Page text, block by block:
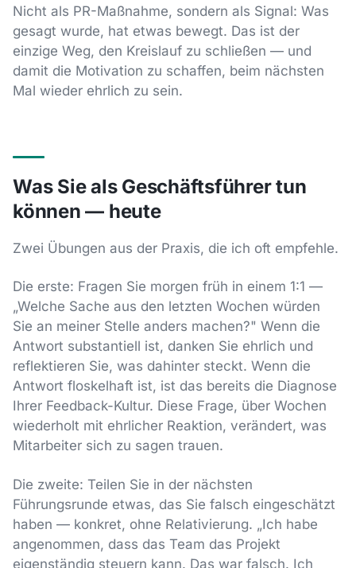
Nicht als PR-Maßnahme, sondern als Signal: Was
gesagt wurde, hat etwas bewegt. Das ist der
einzige Weg, den Kreislauf zu schließen — und
damit die Motivation zu schaffen, beim nächsten
Mal wieder ehrlich zu sein.
Was Sie als Geschäftsführer tun
können — heute
Zwei Übungen aus der Praxis, die ich oft empfehle.
Die erste: Fragen Sie morgen früh in einem 1:1 —
„Welche Sache aus den letzten Wochen würden
Sie an meiner Stelle anders machen?" Wenn die
Antwort substantiell ist, danken Sie ehrlich und
reflektieren Sie, was dahinter steckt. Wenn die
Antwort floskelhaft ist, ist das bereits die Diagnose
Ihrer Feedback-Kultur. Diese Frage, über Wochen
wiederholt mit ehrlicher Reaktion, verändert, was
Mitarbeiter sich zu sagen trauen.
Die zweite: Teilen Sie in der nächsten
Führungsrunde etwas, das Sie falsch eingeschätzt
haben — konkret, ohne Relativierung. „Ich habe
angenommen, dass das Team das Projekt
eigenständig steuern kann. Das war falsch. Ich